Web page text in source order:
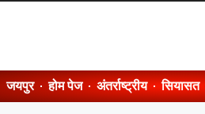
जयपुर होम पेज अंतर्राष्ट्रीय सियासत